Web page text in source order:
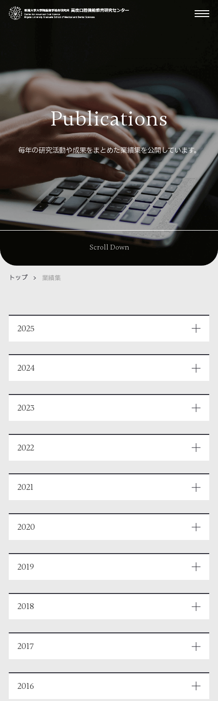
Publications
毎年の研究活動や成果をまとめた業績集を公開しています。
Scroll Down
トップ 業績集
2025
2024
2023
2022
2021
2020
2019
2018
2017
2016